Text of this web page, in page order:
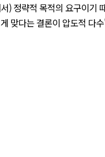
) 정략적 목적의 요구이기
맞다는 결론이 압도적 다